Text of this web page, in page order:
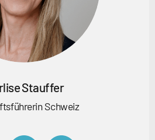
Stauffer
Schweiz